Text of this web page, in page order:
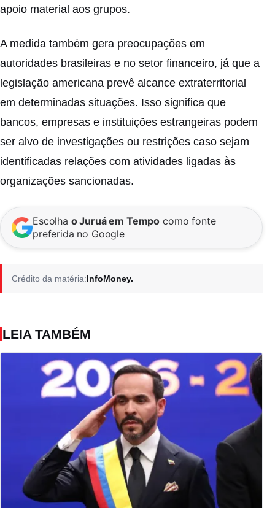
apoio material aos grupos.
A medida também gera preocupações em
autoridades brasileiras e no setor financeiro, já que a
legislação americana prevê alcance extraterritorial
em determinadas situações. Isso significa que
bancos, empresas e instituições estrangeiras podem
ser alvo de investigações ou restrições caso sejam
identificadas relações com atividades ligadas às
organizações sancionadas.
Escolha o Juruá em Tempo como fonte
preferida no Google
Crédito da matéria:InfoMoney.
LEIA TAMBÉM